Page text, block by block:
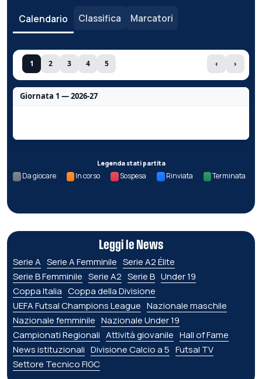
Calendario Classifica Marcatori
1 2 3 4 5 ‹ ›
Giornata 1 — 2026-27
Legenda stati partita
Da giocare In corso Sospesa Rinviata Terminata
Leggi le News
Serie A Serie A Femminile Serie A2 Élite
Serie B Femminile Serie A2 Serie B Under 19
Coppa Italia Coppa della Divisione
UEFA Futsal Champions League Nazionale maschile
Nazionale femminile Nazionale Under 19
Campionati Regionali Attività giovanile Hall of Fame
News istituzionali Divisione Calcio a 5 Futsal TV
Settore Tecnico FIGC